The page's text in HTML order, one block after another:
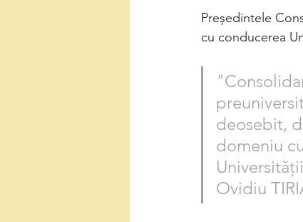
Președintele
cu conducerea
deosebit,
domeniu
Ovidiu